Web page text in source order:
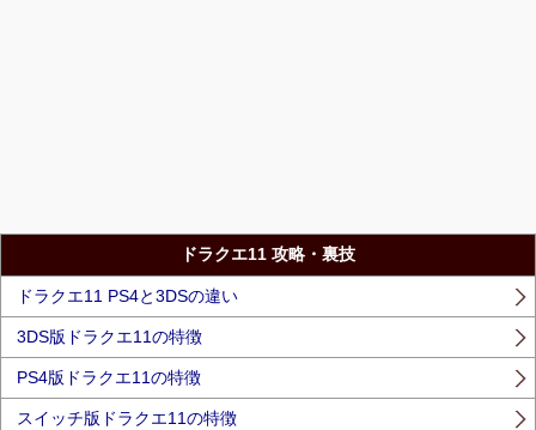
ドラクエ11 攻略・裏技
ドラクエ11 PS4と3DSの違い
3DS版ドラクエ11の特徴
PS4版ドラクエ11の特徴
スイッチ版ドラクエ11の特徴